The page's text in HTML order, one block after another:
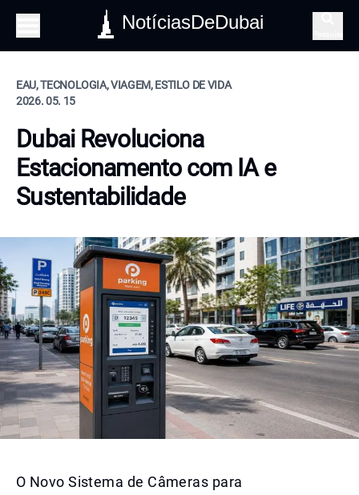
NotíciasDeDubai
EAU, TECNOLOGIA, VIAGEM, ESTILO DE VIDA
2026. 05. 15
Dubai Revoluciona
Estacionamento com IA e
Sustentabilidade
O Novo Sistema de Câmeras para